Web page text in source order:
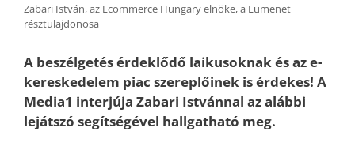
Zabari István, az Ecommerce Hungary elnöke, a Lumenet
résztulajdonosa
A beszélgetés érdeklődő laikusoknak és az e-
kereskedelem piac szereplőinek is érdekes! A
Media1 interjúja Zabari Istvánnal az alábbi
lejátszó segítségével hallgatható meg.